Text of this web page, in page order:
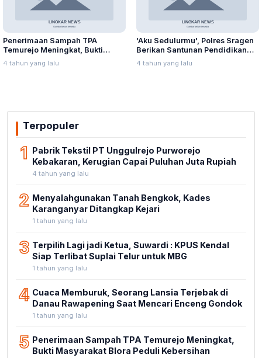
Penerimaan Sampah TPA
Temurejo Meningkat, Bukti
Masyarakat Blora Peduli
Kebersihan
4 tahun yang lalu
'Aku Sedulurmu', Polres Sragen
Berikan Santunan Pendidikan
Anak Yatim Piatu
4 tahun yang lalu
Terpopuler
1 Pabrik Tekstil PT Unggulrejo Purworejo
Kebakaran, Kerugian Capai Puluhan Juta Rupiah
4 tahun yang lalu
2 Menyalahgunakan Tanah Bengkok, Kades
Karanganyar Ditangkap Kejari
1 tahun yang lalu
3 Terpilih Lagi jadi Ketua, Suwardi : KPUS Kendal
Siap Terlibat Suplai Telur untuk MBG
1 tahun yang lalu
4 Cuaca Memburuk, Seorang Lansia Terjebak di
Danau Rawapening Saat Mencari Enceng Gondok
1 tahun yang lalu
5 Penerimaan Sampah TPA Temurejo Meningkat,
Bukti Masyarakat Blora Peduli Kebersihan